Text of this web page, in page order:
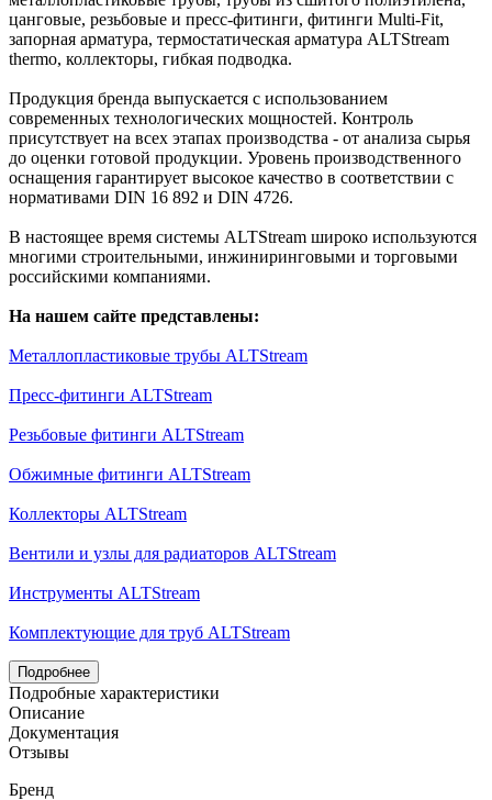
цанговые, резьбовые и пресс-фитинги, фитинги Multi-Fit,
запорная арматура, термостатическая арматура ALTStream
thermo, коллекторы, гибкая подводка.
Продукция бренда выпускается с использованием
современных технологических мощностей. Контроль
присутствует на всех этапах производства - от анализа сырья
до оценки готовой продукции. Уровень производственного
оснащения гарантирует высокое качество в соответствии с
нормативами DIN 16 892 и DIN 4726.
В настоящее время системы ALTStream широко используются
многими строительными, инжиниринговыми и торговыми
российскими компаниями.
На нашем сайте представлены:
Металлопластиковые трубы ALTStream
Пресс-фитинги ALTStream
Резьбовые фитинги ALTStream
Обжимные фитинги ALTStream
Коллекторы ALTStream
Вентили и узлы для радиаторов ALTStream
Инструменты ALTStream
Комплектующие для труб ALTStream
Подробнее
Подробные характеристики
Описание
Документация
Отзывы
Бренд